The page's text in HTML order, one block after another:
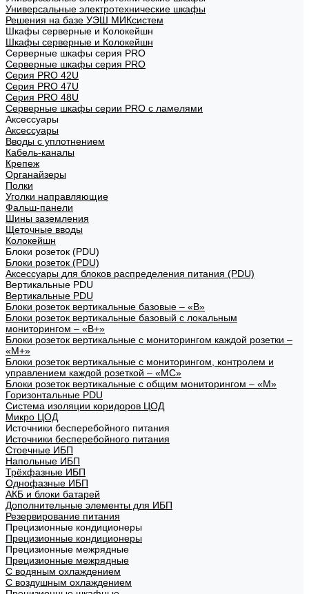
Универсальные электротехнические шкафы
Решения на базе УЭШ МИКсистем
Шкафы серверные и Колокейшн
Шкафы серверные и Колокейшн
Серверные шкафы серия PRO
Серверные шкафы серия PRO
Серия PRO 42U
Серия PRO 47U
Серия PRO 48U
Серверные шкафы серии PRO с ламелями
Аксессуары
Аксессуары
Вводы с уплотнением
Кабель-каналы
Крепеж
Органайзеры
Полки
Уголки направляющие
Фальш-панели
Шины заземления
Щеточные вводы
Колокейшн
Блоки розеток (PDU)
Блоки розеток (PDU)
Аксессуары для блоков распределения питания (PDU)
Вертикальные PDU
Вертикальные PDU
Блоки розеток вертикальные базовые – «В»
Блоки розеток вертикальные базовый с локальным
мониторингом – «В+»
Блоки розеток вертикальные с мониторингом каждой розетки –
«М+»
Блоки розеток вертикальные с мониторингом, контролем и
управлением каждой розеткой – «МС»
Блоки розеток вертикальные с общим мониторингом – «М»
Горизонтальные PDU
Система изоляции коридоров ЦОД
Микро ЦОД
Источники бесперебойного питания
Источники бесперебойного питания
Стоечные ИБП
Напольные ИБП
Трёхфазные ИБП
Однофазные ИБП
АКБ и блоки батарей
Дополнительные элементы для ИБП
Резервирование питания
Прецизионные кондиционеры
Прецизионные кондиционеры
Прецизионные межрядные
Прецизионные межрядные
С водяным охлаждением
С воздушным охлаждением